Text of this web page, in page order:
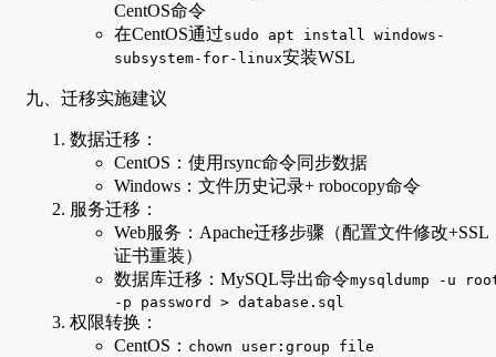
CentOS命令
在CentOS通过sudo apt install windows-
subsystem-for-linux安装WSL
九、迁移实施建议
数据迁移：
CentOS：使用rsync命令同步数据
Windows：文件历史记录+ robocopy命令
服务迁移：
Web服务：Apache迁移步骤（配置文件修改+SSL
证书重装）
数据库迁移：MySQL导出命令mysqldump -u
-p password > database.sql
权限转换：
CentOS： chown user:group file